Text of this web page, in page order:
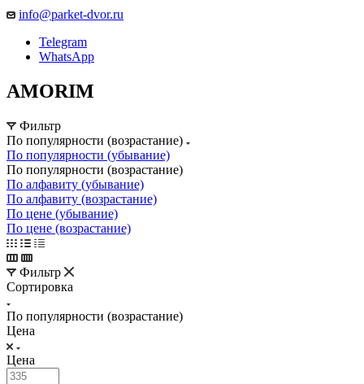
info@parket-dvor.ru
Telegram
WhatsApp
AMORIM
Фильтр
По популярности (возрастание)
По популярности (убывание)
По популярности (возрастание)
По алфавиту (убывание)
По алфавиту (возрастание)
По цене (убывание)
По цене (возрастание)
Фильтр
Сортировка
По популярности (возрастание)
Цена
Цена